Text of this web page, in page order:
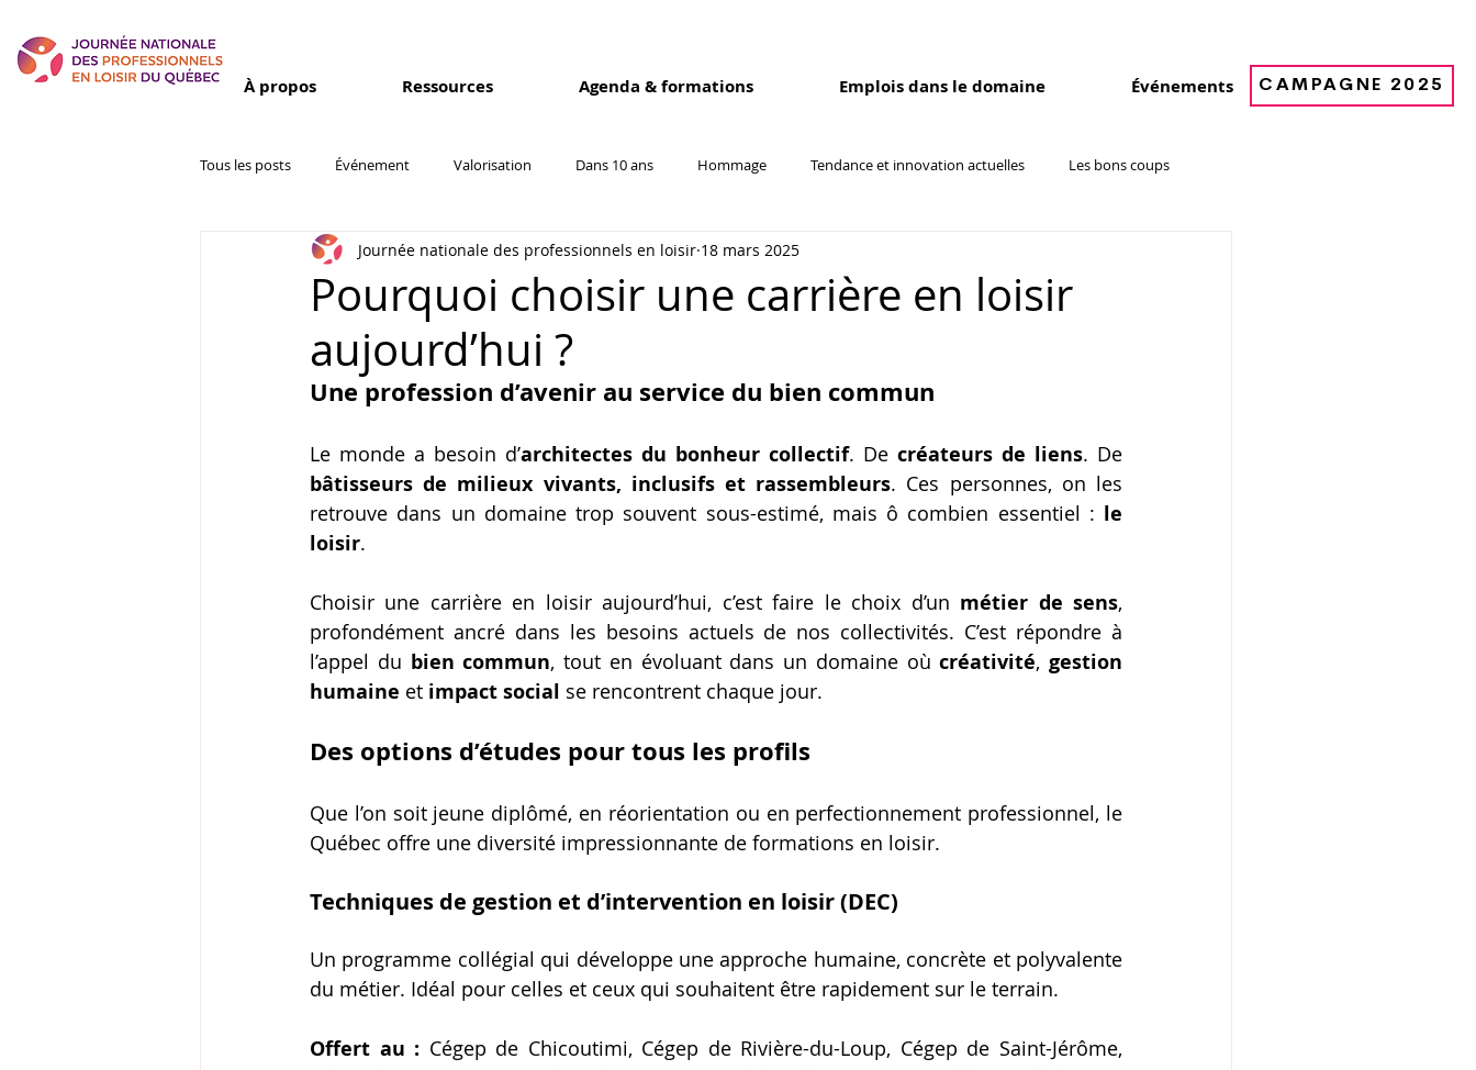
À propos Ressources Agenda & formations Emplois dans le domaine Événements CAMPAGNE 2025
Tous les posts Événement Valorisation Dans 10 ans Hommage Tendance et innovation actuelles Les bons coups
Inspiration Partenaires et collaborateurs
Pourquoi choisir une carrière en loisir
aujourd’hui ?
Journée nationale des professionnels en loisir 18 mars 2025
Une profession d’avenir au service du bien commun
Le monde a besoin d’architectes du bonheur collectif. De créateurs de liens
bâtisseurs de milieux vivants, inclusifs et rassembleurs. Ces personnes, on les
retrouve dans un domaine trop souvent sous-estimé, mais ô combien essentiel : le
loisir.
Choisir une carrière en loisir aujourd’hui, c’est faire le choix d’un métier de sens,
profondément ancré dans les besoins actuels de nos collectivités. C’est répondre à
l’appel du bien commun, tout en évoluant dans un domaine où créativité, gestion
humaine et impact social se rencontrent chaque jour.
Des options d’études pour tous les profils
Que l’on soit jeune diplômé, en réorientation ou en perfectionnement professionnel, le
Québec offre une diversité impressionnante de formations en loisir.
Techniques de gestion et d’intervention en loisir (DEC)
Un programme collégial qui développe une approche humaine, concrète et polyvalente
du métier. Idéal pour celles et ceux qui souhaitent être rapidement sur le terrain.
Offert au : Cégep de Chicoutimi, Cégep de Rivière-du-Loup, Cégep de Saint-Jérôme,